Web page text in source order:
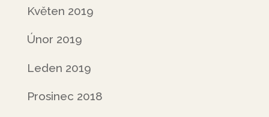
Květen 2019
Únor 2019
Leden 2019
Prosinec 2018